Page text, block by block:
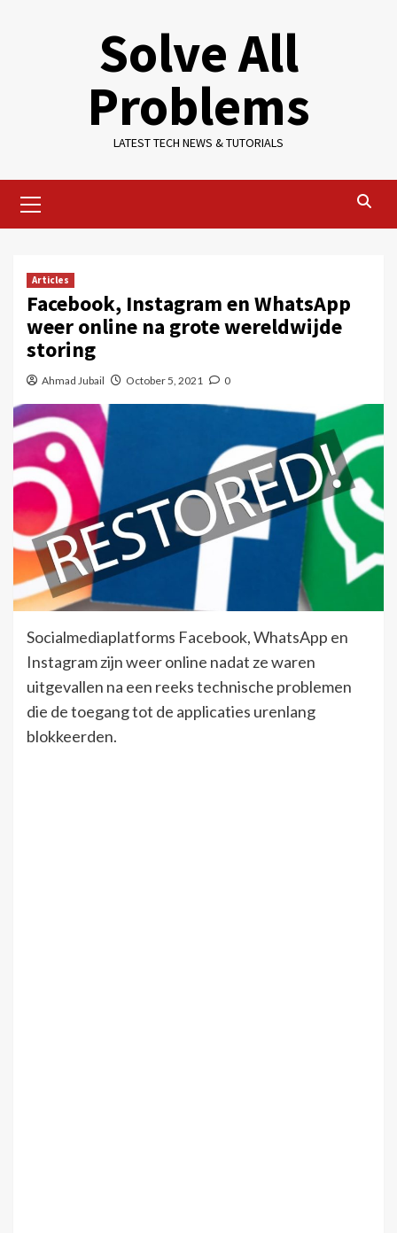
Solve All
Problems
LATEST TECH NEWS & TUTORIALS
Menu
Articles
Facebook, Instagram en WhatsApp
weer online na grote wereldwijde
storing
Ahmad Jubail October 5, 2021 0
Socialmediaplatforms Facebook, WhatsApp en
Instagram zijn weer online nadat ze waren
uitgevallen na een reeks technische problemen
die de toegang tot de applicaties urenlang
blokkeerden.